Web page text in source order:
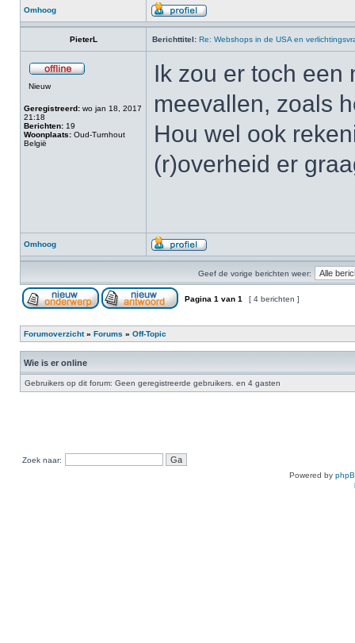
Omhoog
PieterL Berichttitel: Re: Webshops in de USA en
Nieuw
Geregistreerd: wo jan 18, 2017
21:18
Berichten: 19
Woonplaats: Oud-Turnhout
België
Ik zou er toch een
meevallen, zoals
Hou wel ook
(r)overheid er
Omhoog
Geef de vorige berichten weer:
Pagina 1 van 1 [ 4 berichten ]
Forumoverzicht» Forums » Off-Topic
Wie is er online
Gebruikers op dit forum: Geen geregistreerde gebruikers. en 4 gasten
Zoek naar:
Powered by